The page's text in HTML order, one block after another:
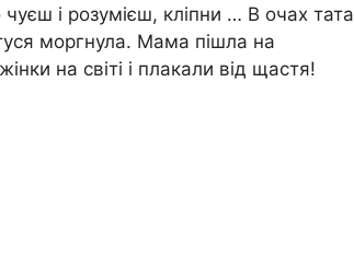
і розумієш, кліпни … В очах тата
моргнула. Мама пішла на
на світі і плакали від щастя!